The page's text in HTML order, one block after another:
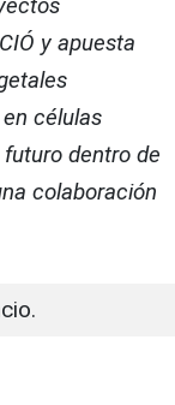
y apuesta
células
dentro de
colaboración